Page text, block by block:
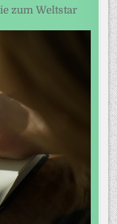
zum Weltstar